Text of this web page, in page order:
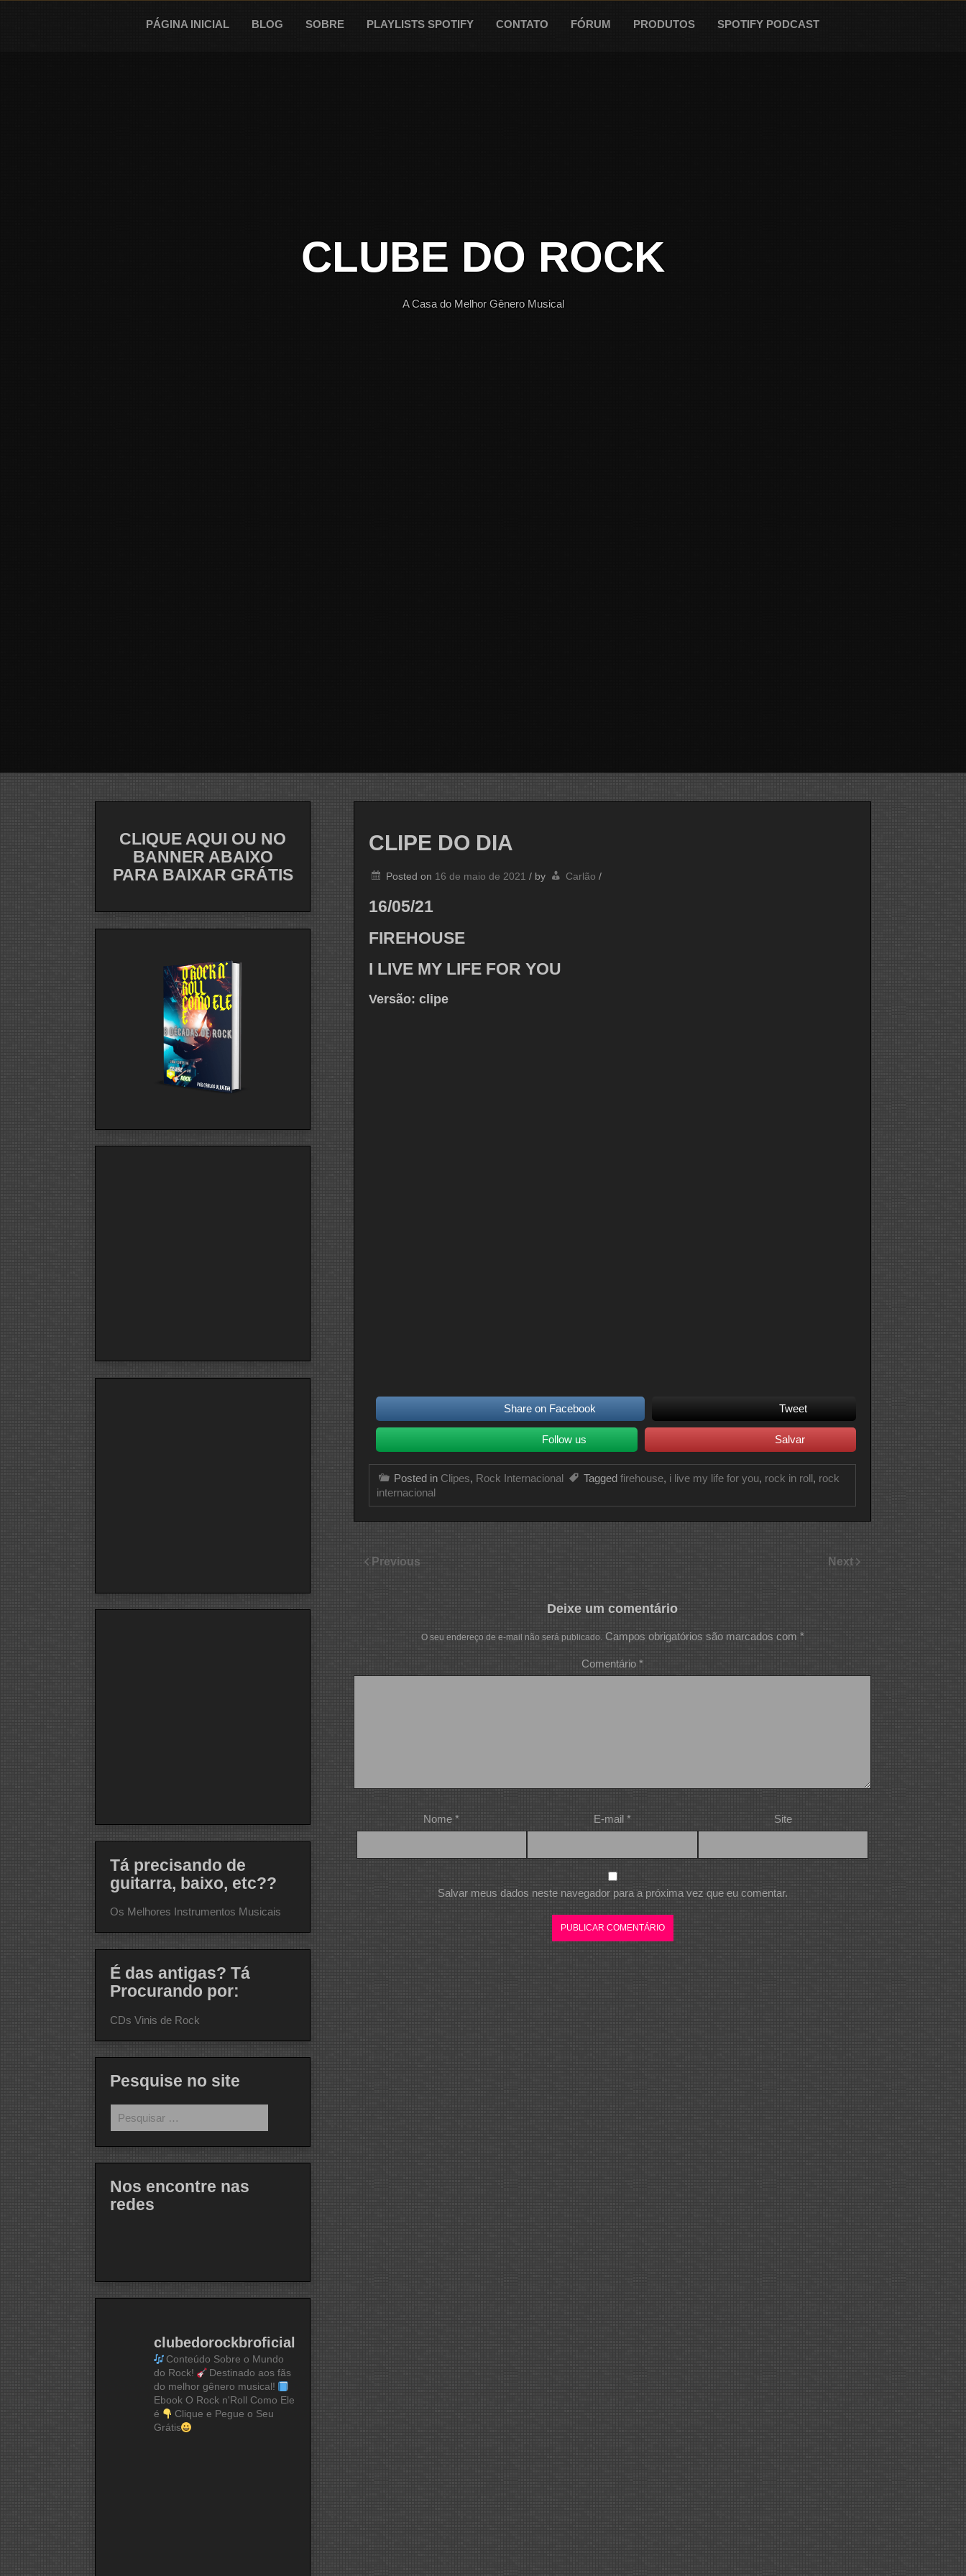
PÁGINA INICIAL BLOG SOBRE PLAYLISTS SPOTIFY CONTATO FÓRUM PRODUTOS SPOTIFY PODCAST
CLUBE DO ROCK
A Casa do Melhor Gênero Musical
CLIPE DO DIA
Posted on 16 de maio de 2021 / by Carlão /
16/05/21
FIREHOUSE
I LIVE MY LIFE FOR YOU
Versão: clipe
Share on Facebook Tweet
Follow us Salvar
Posted in Clipes, Rock Internacional Tagged firehouse, i live my life for you, rock in roll, rock
internacional
Previous Next
Deixe um comentário
O seu endereço de e-mail não será publicado. Campos obrigatórios são marcados com *
Comentário *
Nome* E-mail * Site
Salvar meus dados neste navegador para a próxima vez que eu comentar.
CLIQUE AQUI OU NO
BANNER ABAIXO
PARA BAIXAR GRÁTIS
Tá precisando de
guitarra, baixo, etc??
Os Melhores Instrumentos Musicais
É das antigas? Tá
Procurando por:
CDs Vinis de Rock
Pesquise no site
por:
Nos encontre nas
redes
clubedorockbroficial
Conteúdo Sobre o Mundo
do Rock!
Destinado aos fãs
do melhor gênero musical!
Ebook O Rock n'Roll Como Ele
é
Clique e Pegue o Seu
Grátis